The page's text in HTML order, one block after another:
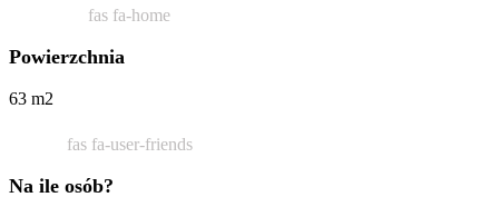
fas fa-home
Powierzchnia
63 m2
fas fa-user-friends
Na ile osób?